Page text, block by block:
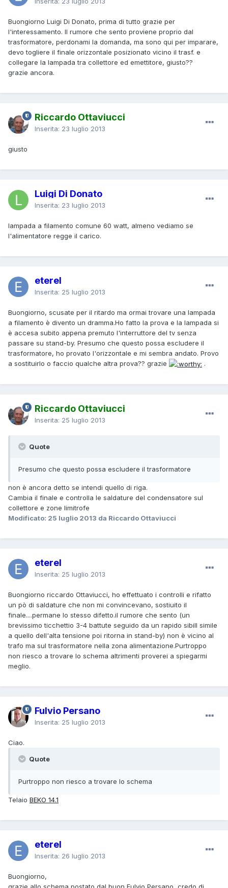
Buongiorno Luigi Di Donato, prima di tutto grazie per
l'interessamento. Il rumore che sento proviene proprio dal
trasformatore, perdonami la domanda, ma sono qui per imparare,
devo togliere il finale orizzontale posizionato vicino il trasf. e
collegare la lampada tra collettore ed emettitore, giusto??
grazie ancora.
Riccardo Ottaviucci
Inserita: 23 luglio 2013
giusto
Luigi Di Donato
Inserita: 23 luglio 2013
lampada a filamento comune 60 watt, almeno vediamo se
l'alimentatore regge il carico.
eterel
Inserita: 25 luglio 2013
Buongiorno, scusate per il ritardo ma ormai trovare una lampada
a filamento è divento un dramma.Ho fatto la prova e la lampada si
è accesa subito appena premuto l'interruttore del tv senza
passare su stand-by. Presumo che questo possa escludere il
trasformatore, ho provato l'orizzontale e mi sembra andato. Provo
a sostituirlo o faccio qualche altra prova?? grazie
.
Riccardo Ottaviucci
Inserita: 25 luglio 2013
Quote
Presumo che questo possa escludere il trasformatore
non è ancora detto se intendi quello di riga.
Cambia il finale e controlla le saldature del condensatore sul
collettore e zone limitrofe
Modificato: 25 luglio 2013 da Riccardo Ottaviucci
eterel
Inserita: 25 luglio 2013
Buongiorno riccardo Ottaviucci, ho effettuato i controlli e rifatto
un pò di saldature che non mi convincevano, sostiuito il
finale....permane lo stesso difetto.il rumore che sento (un
brevissimo ticchettio 3-4 battute seguido da un rapido sibill simile
a quello dell'alta tensione poi ritorna in stand-by) non è vicino al
trafo ma sul trasformatore nella zona alimentazione.Purtroppo
non riesco a trovare lo schema altrimenti proverei a spiegarmi
meglio.
Fulvio Persano
Inserita: 25 luglio 2013
Ciao.
Quote
Purtroppo non riesco a trovare lo schema
Telaio BEKO 14.1
eterel
Inserita: 26 luglio 2013
Buongiorno,